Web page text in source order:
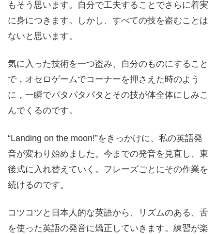
もそう思います。自分で工夫することでさらに着実
に身につきます。しかし、すべての技を盗むことは
ないと思います。
気に入った技術を一つ盗み、自分のものにすること
で，オセロゲームでコーナーを押さえた時のよう
に，一瞬でパタパタパタとその技が体全体にしみこ
んでくるのです。
“Landing on the moon!”をきっかけに、私の英語発
音が変わり始めました。今までの発音を見直し、東
後式に入れ替えていく。フレーズごとにその作業を
続けるのです。
コツコツと日本人的な英語から、リズムのある、舌
を使った英語の発音に矯正していきます。練習が楽